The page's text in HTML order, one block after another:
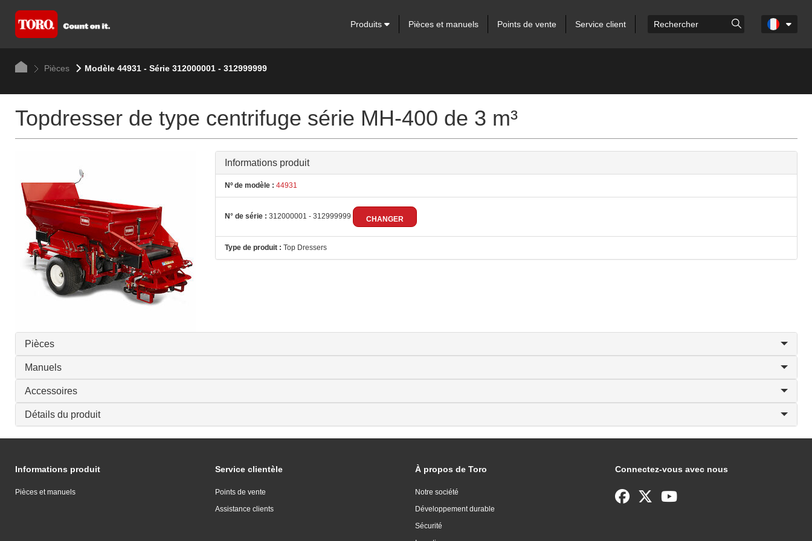
Produits Pièces et manuels Points de vente Service client
Pièces Modèle 44931 - Série 312000001 - 312999999
Topdresser de type centrifuge série MH-400 de 3 m³
Informations produit
Nº de modèle : 44931
N° de série : 312000001 - 312999999 CHANGER
Type de produit : Top Dressers
Pièces
Manuels
Accessoires
Détails du produit
Informations produit
Pièces et manuels
Service clientèle
Points de vente
Assistance clients
À propos de Toro
Notre société
Développement durable
Sécurité
Connectez-vous avec nous